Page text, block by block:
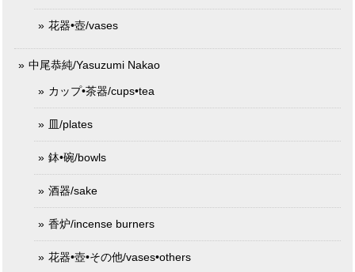
花器•壺/vases
中尾恭純/Yasuzumi Nakao
カップ•茶器/cups•tea
皿/plates
鉢•碗/bowls
酒器/sake
香炉/incense burners
花器•壺•その他/vases•others